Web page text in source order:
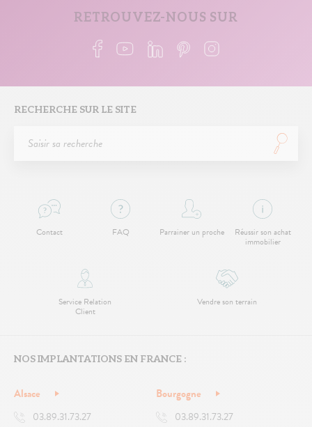
RETROUVEZ-NOUS SUR
RECHERCHE SUR LE SITE
Contact FAQ Parrainer un proche Réussir son achat
immobilier
Service Relation
Client
Vendre son terrain
NOS IMPLANTATIONS EN FRANCE :
Alsace
03.89.31.73.27
Bourgogne
03.89.31.73.27